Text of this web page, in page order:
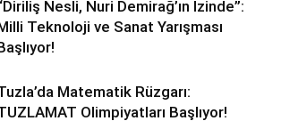
Nesli, Nuri Demirağ’ın İzinde”:
Teknoloji ve Sanat Yarışması
Matematik Rüzgarı:
Olimpiyatları Başlıyor!